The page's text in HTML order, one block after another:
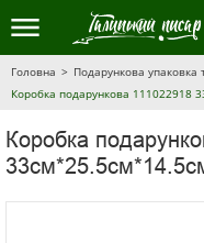
Головна Подарункова упаковка
Коробка подарункова 111022918
Коробка